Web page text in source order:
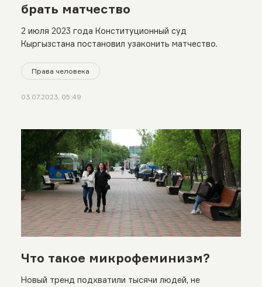
брать матчество
2 июля 2023 года Конституционный суд
Кыргызстана постановил узаконить матчество.
Права человека
03.07.2023, 05:49
Что такое микрофеминизм?
Новый тренд подхватили тысячи людей, не